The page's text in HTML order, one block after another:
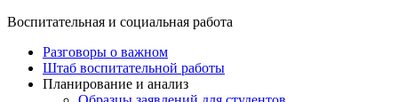
Воспитательная и социальная работа
Разговоры о важном
Штаб воспитательной работы
Планирование и анализ